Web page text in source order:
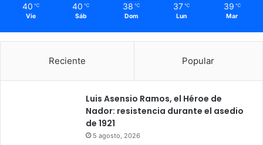
40 ℃
Vie
40 ℃
Sáb
38 ℃
Dom
37 ℃
Lun
39 ℃
Mar
Reciente Popular
Luis Asensio Ramos, el Héroe de
Nador: resistencia durante el asedio
de 1921
5 agosto, 2026